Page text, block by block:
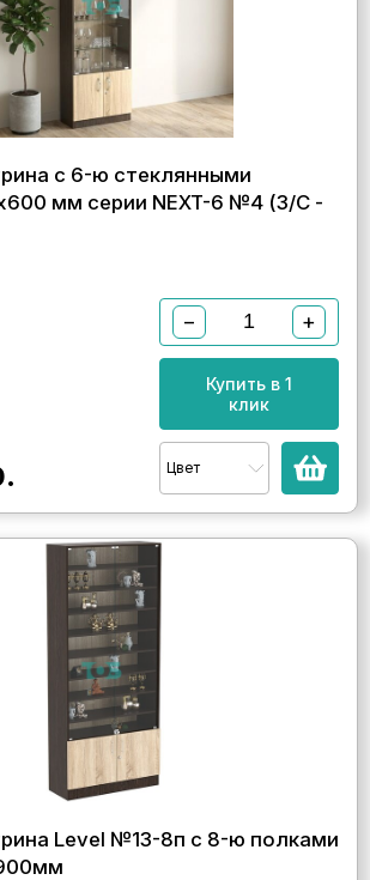
с 6-ю стеклянными
мм серии NEXT-6 №4 (З/C -
− +
Купить в 1
клик
Цвет
Level №13-8п с 8-ю полками